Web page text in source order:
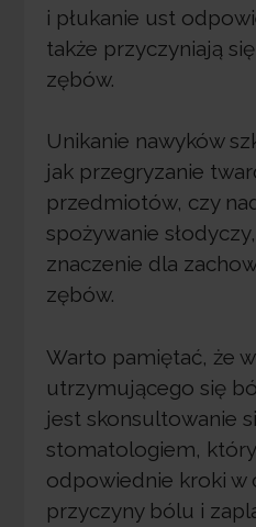
i płukanie ust
także przyczyniają
zębów.
Unikanie nawyków
jak przegryzanie
przedmiotów, czy
spożywanie
znaczenie dla
zębów.
Warto pamiętać, że
utrzymującego się
jest skonsultowanie
stomatologiem,
odpowiednie kroki w
przyczyny bólu i